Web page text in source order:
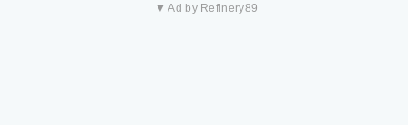
▼ Ad by Refinery89